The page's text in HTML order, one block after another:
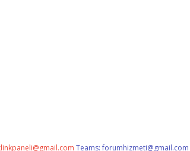
Teams:forumhizmeti@gmail.com